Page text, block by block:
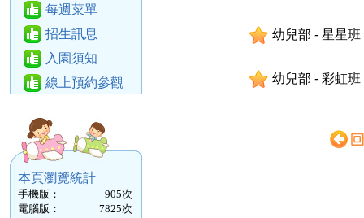
每週菜單
招生訊息
入園須知
線上預約參觀
本頁瀏覽統計
手機版： 905次
電腦版：
7825次
幼兒部 - 星星
幼兒部 - 彩虹